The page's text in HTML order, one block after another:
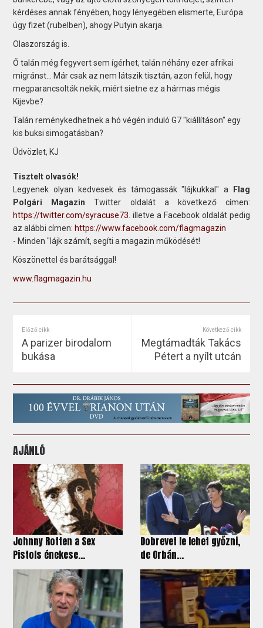
kérdéses annak fényében, hogy lényegében elismerte, Európa
úgy fizet (rubelben), ahogy Putyin akarja.
Olaszország is.
Ő talán még fegyvert sem ígérhet, talán néhány ezer afrikai
migránst... Már csak az nem látszik tisztán, azon felül, hogy
megparancsolták nekik, miért sietne ez a hármas mégis
Kijevbe?
Talán reménykedhetnek a hó végén induló G7 "kiállításon" egy
kis buksi simogatásban?
Üdvözlet, KJ
Tisztelt olvasók!
Legyenek olyan kedvesek és támogassák "lájkukkal" a
Flag
Polgári Magazin Twitter oldalát a következő címen:
https://twitter.com/syracuse73 . illetve a Facebook oldalát pedig
az alábbi címen: https://www.facebook.com/flagmagazin
- Minden "lájk számít, segíti a magazin működését!
Köszönettel és barátsággal!
www.flagmagazin.hu
Előző cikk
A parizer birodalom
bukása
Következő cikk
Megtámadták Takács
Pétert a nyílt utcán
AJÁNLÓ
Johnny Rotten a Sex
Pistols énekese...
Dobrevet le lehet győzni,
de Orbán...